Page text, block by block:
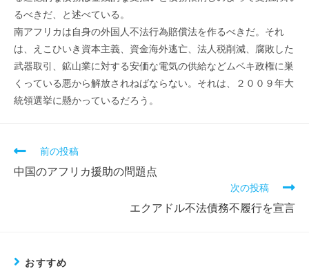
るべきだ、と述べている。
南アフリカは自身の外国人不法行為賠償法を作るべきだ。それ
は、えこひいき資本主義、資金海外逃亡、法人税削減、腐敗した
武器取引、鉱山業に対する安価な電気の供給などムベキ政権に巣
くっている悪から解放されねばならない。それは、２００９年大
統領選挙に懸かっているだろう。
そ
の
他
む
前の投稿
中国のアフリカ援助の問題点
次の投稿
エクアドル不法債務不履行を宣言
おすすめ